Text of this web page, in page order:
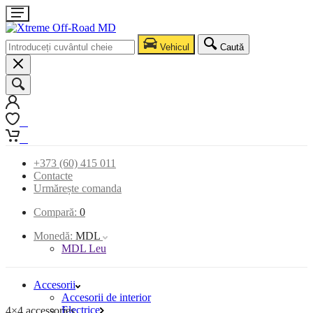
Vehicul Caută
+373 (60) 415 011
Contacte
Urmărește comanda
Compară: 0
Monedă: MDL
MDL Leu
Accesorii
Accesorii de interior
Electrice
4×4 accessories